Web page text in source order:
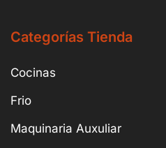
Categorías Tienda
Cocinas
Frio
Maquinaria Auxuliar